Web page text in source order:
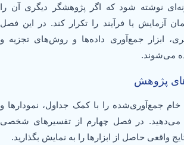
نوشته شود که اگر پژوهشگر دیگری آن را
آزمایش یا فرآیند را تکرار کند. در این فصل
ابزار جمع‌آوری داده‌ها و روش‌های تجزیه و
می‌شوند.
پژوهش
جمع‌آوری‌شده را با کمک جداول، نمودارها و
می‌دهید. در فصل چهارم از تفسیرهای شخصی
واقعی حاصل از ابزارها را به نمایش بگذارید.